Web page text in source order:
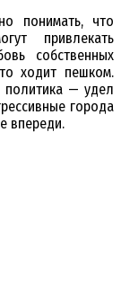
понимать, что
привлекать
собственных
ходит пешком.
политика — удел
города
впереди.